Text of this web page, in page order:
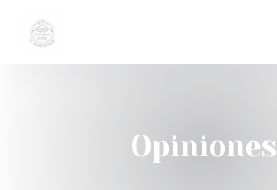
Opiniones